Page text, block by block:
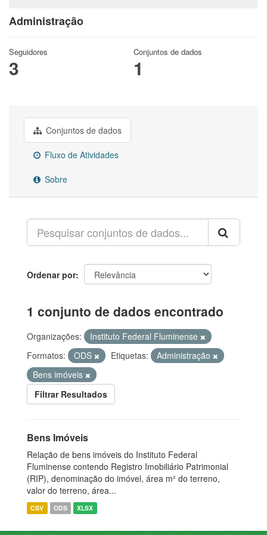
Administração
Seguidores
3
Conjuntos de dados
1
Conjuntos de dados
Fluxo de Atividades
Sobre
Ordenar por
1 conjunto de dados encontrado
Organizações:
Instituto Federal Fluminense
Formatos:
ODS Etiquetas:
Administração
Bens imóveis
Filtrar Resultados
Bens Imóveis
Relação de bens imóveis do Instituto Federal
Fluminense contendo Registro Imobiliário Patrimonial
(RIP), denominação do imóvel, área m² do terreno,
valor do terreno, área...
CSV ODS XLSX